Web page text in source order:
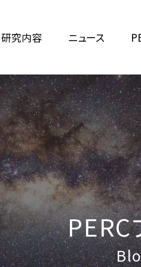
研究内容 ニュース
PERC